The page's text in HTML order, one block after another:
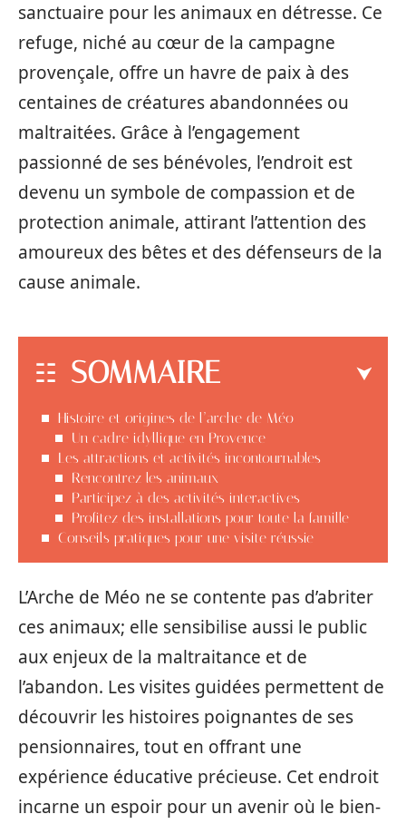
sanctuaire pour les animaux en détresse. Ce
refuge, niché au cœur de la campagne
provençale, offre un havre de paix à des
centaines de créatures abandonnées ou
maltraitées. Grâce à l’engagement
passionné de ses bénévoles, l’endroit est
devenu un symbole de compassion et de
protection animale, attirant l’attention des
amoureux des bêtes et des défenseurs de la
cause animale.
SOMMAIRE
Histoire et origines de l’arche de Méo
Un cadre idyllique en Provence
Les attractions et activités incontournables
Rencontrez les animaux
Participez à des activités interactives
Profitez des installations pour toute la famille
Conseils pratiques pour une visite réussie
L’Arche de Méo ne se contente pas d’abriter
ces animaux; elle sensibilise aussi le public
aux enjeux de la maltraitance et de
l’abandon. Les visites guidées permettent de
découvrir les histoires poignantes de ses
pensionnaires, tout en offrant une
expérience éducative précieuse. Cet endroit
incarne un espoir pour un avenir où le bien-